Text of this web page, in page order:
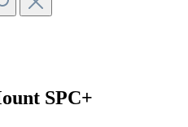
SPC+